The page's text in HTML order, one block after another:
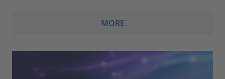
MORE